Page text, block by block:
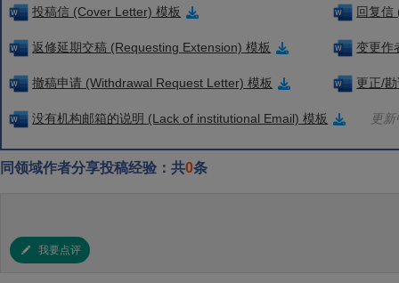
投稿信 (Cover Letter) 模板 回复信
返修延期交稿 (Requesting Extension) 模板 变更作
撤稿申请 (Withdrawal Request Letter) 模板 更正/
没有机构邮箱的说明 (Lack of institutional Email) 模板 更
同领域作者分享投稿经验：共0条
我要点评